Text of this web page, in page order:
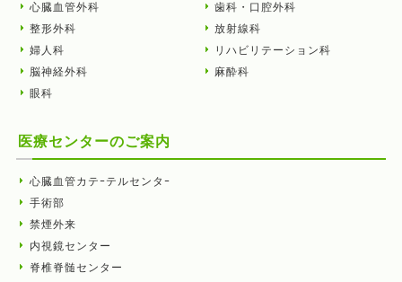
心臓血管外科
整形外科
婦人科
脳神経外科
眼科
歯科・口腔外科
放射線科
リハビリテーション科
麻酔科
医療センターのご案内
心臓血管カテｰテルセンタｰ
手術部
禁煙外来
内視鏡センター
脊椎脊髄センター